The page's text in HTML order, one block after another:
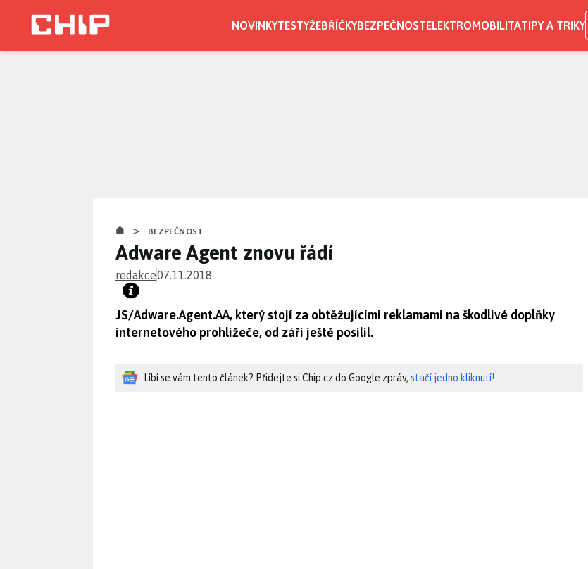
NOVINKYTESTYŽEBŘÍČKYBEZPEČNOSTELEKTROMOBILITATIPY A TRIKY
> BEZPEČNOST
Adware Agent znovu řádí
redakce07.11.2018
JS/Adware.Agent.AA, který stojí za obtěžujícími reklamami na škodlivé doplňky
internetového prohlížeče, od září ještě posílil.
Líbí se vám tento článek? Přidejte si Chip.cz do Google zpráv, stačí jedno kliknutí!